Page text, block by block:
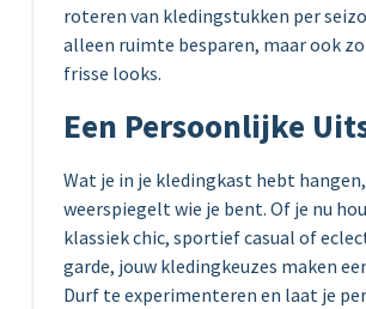
roteren van kledingstukken per
alleen ruimte besparen, maar ook
frisse looks.
Een Persoonlijke
Wat je in je kledingkast hebt hangen,
weerspiegelt wie je bent. Of je nu
klassiek chic, sportief casual of
garde, jouw kledingkeuzes maken
Durf te experimenteren en laat je